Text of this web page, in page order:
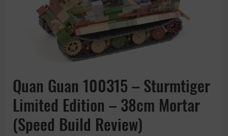
Review)
Quan Guan 100315 – Sturmtiger
Limited Edition – 38cm Mortar
(Speed Build Review)